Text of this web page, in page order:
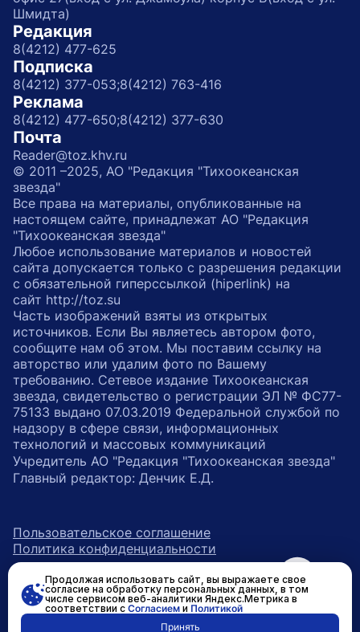
Шмидта)
Редакция
8(4212) 477-625
Подписка
8(4212) 377-053;8(4212) 763-416
Реклама
8(4212) 477-650;8(4212) 377-630
Почта
Reader@toz.khv.ru
© 2011 –2025, АО "Редакция "Тихоокеанская
звезда"
Все права на материалы, опубликованные на
настоящем сайте, принадлежат АО "Редакция
"Тихоокеанская звезда"
Любое использование материалов и новостей
сайта допускается только с разрешения редакции
с обязательной гиперссылкой (hiperlink) на
сайт http://toz.su
Часть изображений взяты из открытых
источников. Если Вы являетесь автором фото,
сообщите нам об этом. Мы поставим ссылку на
авторство или удалим фото по Вашему
требованию. Сетевое издание Тихоокеанская
звезда, свидетельство о регистрации ЭЛ № ФС77-
75133 выдано 07.03.2019 Федеральной службой по
надзору в сфере связи, информационных
технологий и массовых коммуникаций
Учредитель АО "Редакция "Тихоокеанская звезда"
Главный редактор: Денчик Е.Д.
Пользовательское соглашение
Политика конфиденциальности
ссылка на главную
возрастное ограничение 16+
ссылка на страницу в Вконтакте
ссылка на страницу в
ссылка на канал в
Продолжая использовать сайт, вы выражаете свое
согласие на обработку персональных данных, в том
числе сервисом веб-аналитики Яндекс.Метрика в
соответствии с Согласиеми Политикой
Принять